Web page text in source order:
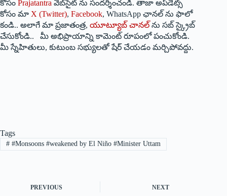
కోసం Prajatantra వెబ్‌సైట్ ను సందర్శించండి. తాజా అప్‌డేట్స్
కోసం మా X (Twitter), Facebook, WhatsApp ఛానల్ ను ఫాలో
కండి.. అలాగే మా ప్రజాతంత్ర, యూట్యూబ్ చానల్ ను సబ్ స్క్రైబ్
చేసుకోండి.. మీ అభిప్రాయాన్ని కామెంట్ రూపంలో పంచుకోండి.
మీ స్నేహితులు, కుటుంబ సభ్యులతో షేర్ చేయడం మర్చిపోవద్దు.
Tags
##Monsoons #weakened by El Niño #Minister Uttam
PREVIOUS NEXT